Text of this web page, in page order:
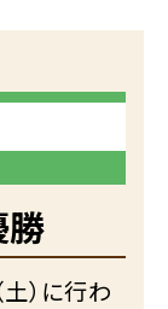
勝
）に行わ